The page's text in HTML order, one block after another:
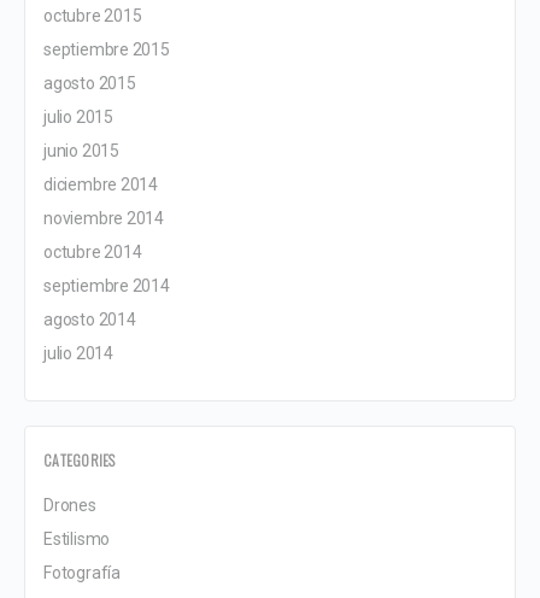
octubre 2015
septiembre 2015
agosto 2015
julio 2015
junio 2015
diciembre 2014
noviembre 2014
octubre 2014
septiembre 2014
agosto 2014
julio 2014
CATEGORIES
Drones
Estilismo
Fotografía